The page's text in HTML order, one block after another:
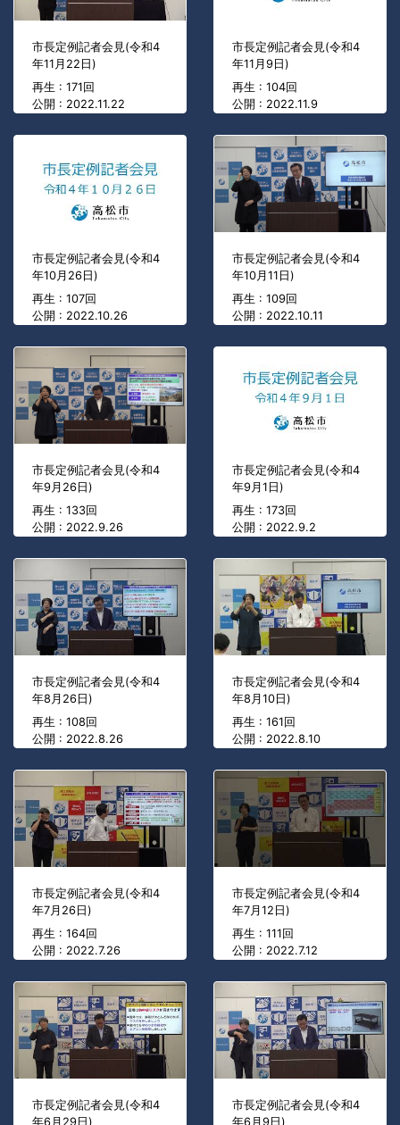
市長定例記者会見(令和4
年11月22日)
再生 : 171回
公開 : 2022.11.22
市長定例記者会見(令和4
年11月9日)
再生 : 104回
公開 : 2022.11.9
市長定例記者会見(令和4
年10月26日)
再生 : 107回
公開 : 2022.10.26
市長定例記者会見(令和4
年10月11日)
再生 : 109回
公開 : 2022.10.11
市長定例記者会見(令和4
年9月26日)
再生 : 133回
公開 : 2022.9.26
市長定例記者会見(令和4
年9月1日)
再生 : 173回
公開 : 2022.9.2
市長定例記者会見(令和4
年8月26日)
再生 : 108回
公開 : 2022.8.26
市長定例記者会見(令和4
年8月10日)
再生 : 161回
公開 : 2022.8.10
市長定例記者会見(令和4
年7月26日)
再生 : 164回
公開 : 2022.7.26
市長定例記者会見(令和4
年7月12日)
再生 : 111回
公開 : 2022.7.12
市長定例記者会見(令和4
年6月29日)
市長定例記者会見(令和4
年6月9日)